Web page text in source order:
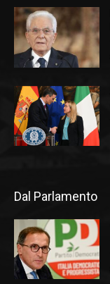
Dal Parlamento